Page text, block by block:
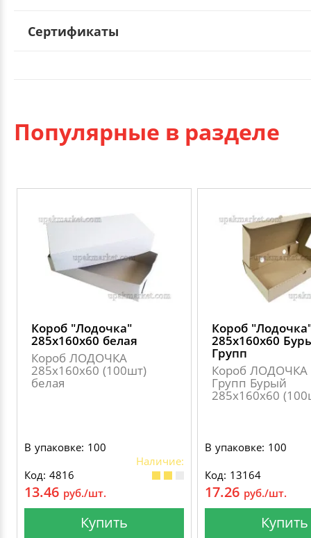
Сертификаты
Популярные в разделе
Короб "Лодочка"
285х160х60 белая
Короб ЛОДОЧКА
285х160х60 (100шт)
белая
В упаковке: 100
Наличие:
Код: 4816
13.46 руб./шт.
Купить
Короб
285х160х60
Групп
Короб ЛОДОЧКА
Групп Бурый
285х160х60
В упаковке: 100
Код: 13164
17.26 руб./шт.
Купить